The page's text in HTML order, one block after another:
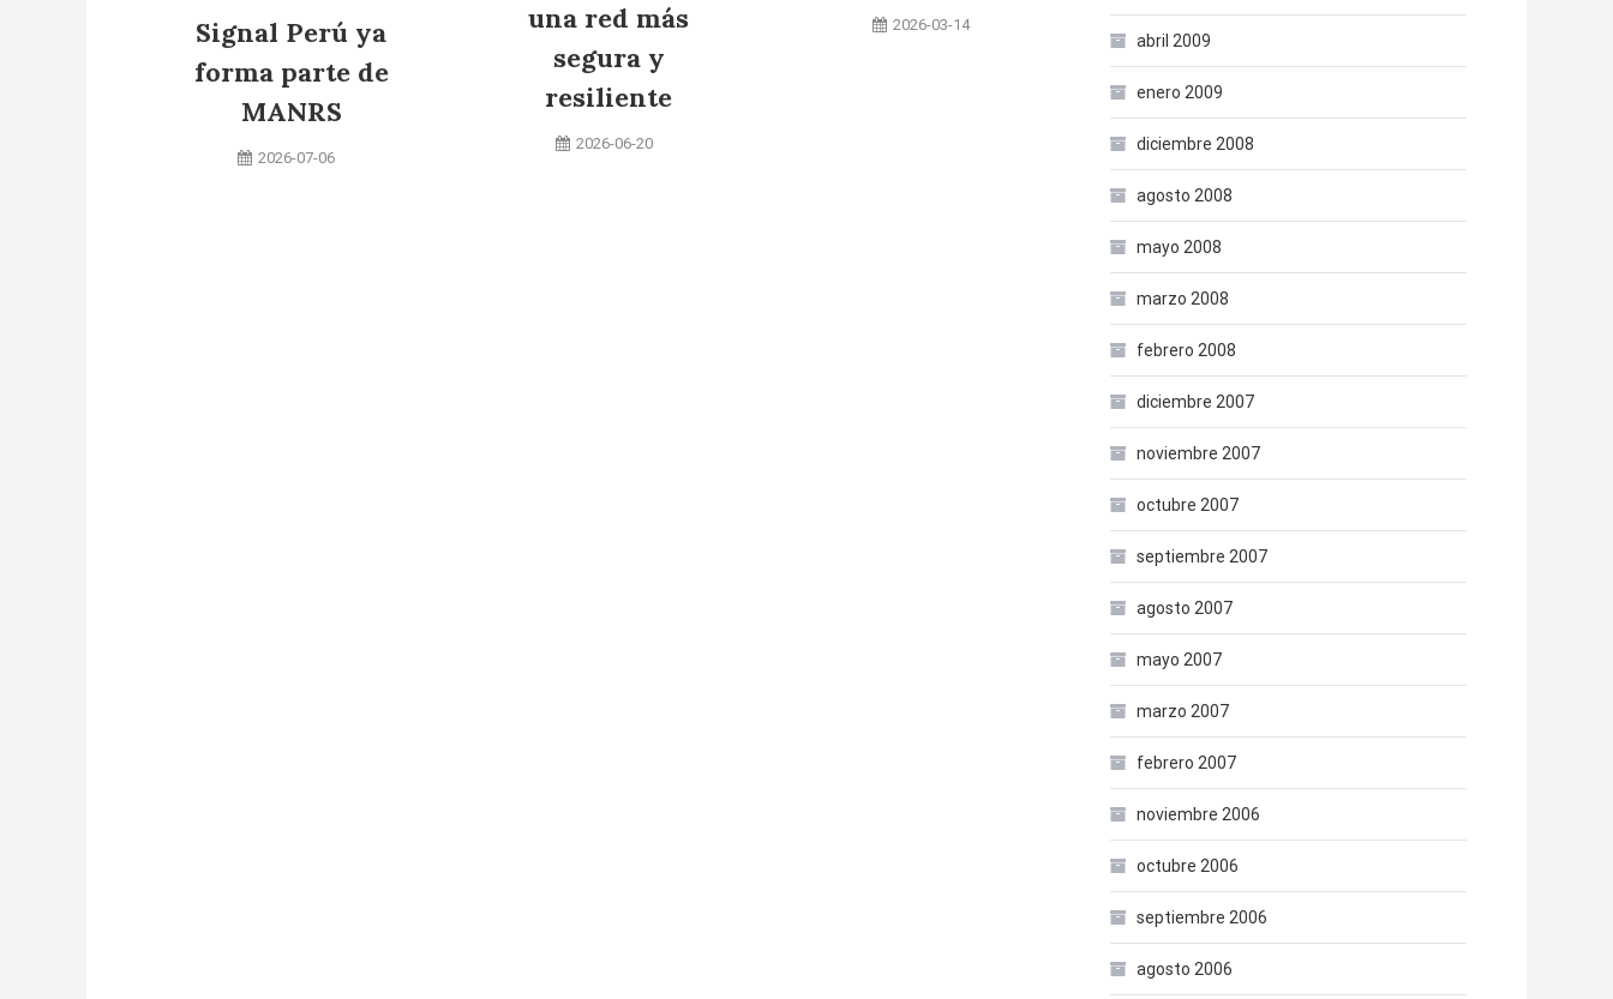
Signal Perú ya
forma parte de
MANRS
2026-07-06
una red más
segura y
resiliente
2026-06-20
2026-03-14
abril 2009
enero 2009
diciembre 2008
agosto 2008
mayo 2008
marzo 2008
febrero 2008
diciembre 2007
noviembre 2007
octubre 2007
septiembre 2007
agosto 2007
mayo 2007
marzo 2007
febrero 2007
noviembre 2006
octubre 2006
septiembre 2006
agosto 2006